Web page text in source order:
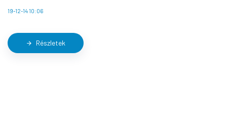
19-12-14 10:06
arrow_forward Részletek